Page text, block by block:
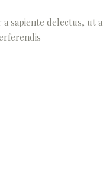
sapiente delectus, ut